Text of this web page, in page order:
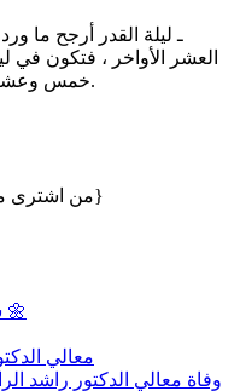
ـ ليلة القدر أرجح ما
العشر الأواخر ، فتكون
خمس وعشرين أو سبع وعشرين أو تسع وعشرين.
{من اشترى ما لا يحتاج إليه باع ما يحتاج إليه}
🌼سلسلة فوائد السبت ٢٥ صفر 🌼
معالي
وفاة معالي الدكتور راشد